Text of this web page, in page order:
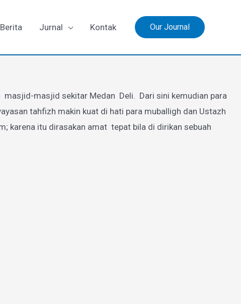
Berita Jurnal Kontak Our Journal
masjid-masjid sekitar Medan Deli. Dari sini kemudian para
tahfizh makin kuat di hati para muballigh dan Ustazh
karena itu dirasakan amat tepat bila di dirikan sebuah